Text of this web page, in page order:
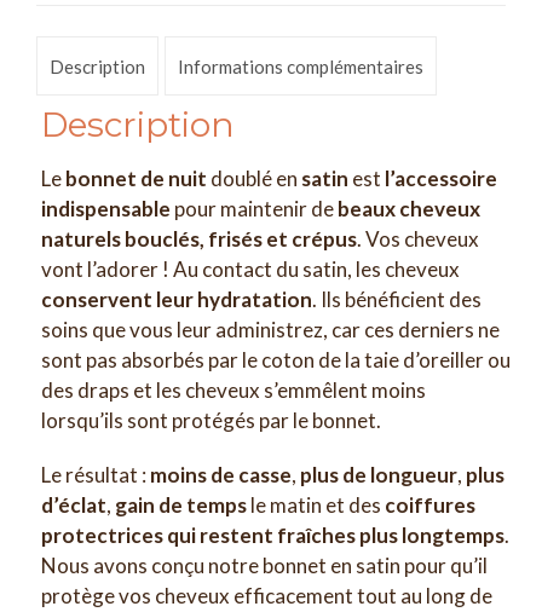
Description Informations complémentaires
Description
Lebonnet de nuit doublé en satin est l’accessoire
indispensable pour maintenir debeaux cheveux
naturels bouclés, frisés et crépus. Vos cheveux
vont l’adorer ! Au contact du satin, les cheveux
conservent leur hydratation. Ils bénéficient des
soins que vous leur administrez, car ces derniers ne
sont pas absorbés par le coton de la taie d’oreiller ou
des draps et les cheveux s’emmêlent moins
lorsqu’ils sont protégés par le bonnet.
Le résultat : moins de casse, plus de longueur, plus
d’éclat, gain de tempsle matin et des coiffures
protectrices qui restent fraîches plus longtemps.
Nous avons conçu notre bonnet en satin pour qu’il
protège vos cheveux efficacement tout au long de